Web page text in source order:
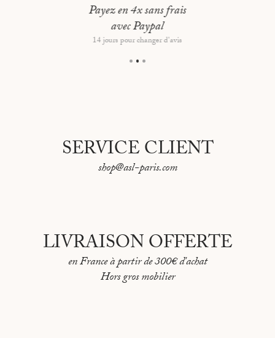
Vendu en pack de 5
Contenance: 33 litres
100% Ecographik™
Payez en 4x sans frais
avec Paypal
14 jours pour changer d'avis
SERVICE CLIENT
shop@asl-paris.com
LIVRAISON OFFERTE
en France à partir de 300€ d'achat
Hors gros mobilier